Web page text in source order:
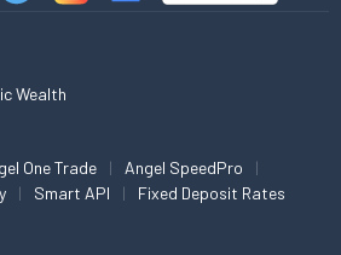
Wealth
One Trade
Angel SpeedPro
Smart API Fixed Deposit Rates